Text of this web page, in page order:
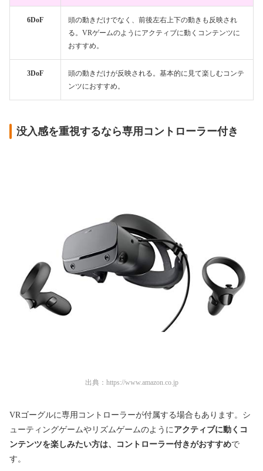
6DoF
頭の動きだけでなく、前後左右上下の動きも反映され
る。VRゲームのようにアクティブに動くコンテンツに
おすすめ。
3DoF
頭の動きだけが反映される。基本的に見て楽しむコンテ
ンツにおすすめ。
没入感を重視するなら専用コントローラー付き
出典： https://www.amazon.co.jp
VRゴーグルに専用コントローラーが付属する場合もあります。シ
ューティングゲームやリズムゲームのようにアクティブに動くコ
ンテンツを楽しみたい方は、コントローラー付きがおすすめで
す。